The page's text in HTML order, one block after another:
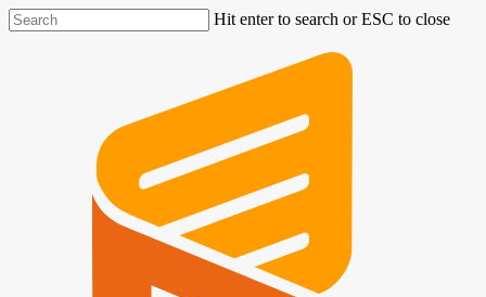
Hit enter to search or ESC to close